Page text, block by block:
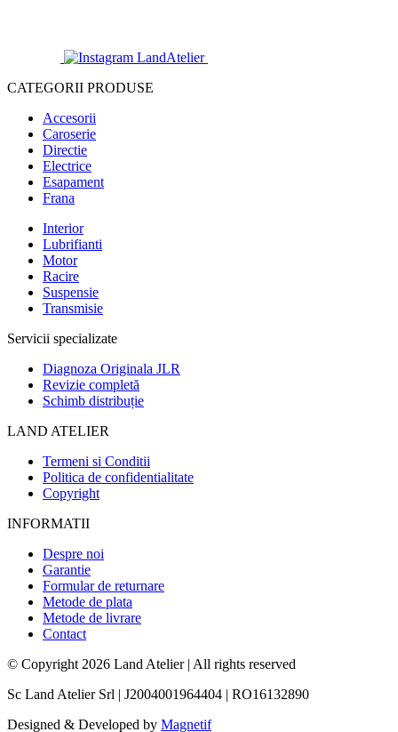
CATEGORII PRODUSE
Accesorii
Caroserie
Directie
Electrice
Esapament
Frana
Interior
Lubrifianti
Motor
Racire
Suspensie
Transmisie
Servicii specializate
Diagnoza Originala JLR
Revizie completă
Schimb distribuție
LAND ATELIER
Termeni si Conditii
Politica de confidentialitate
Copyright
INFORMATII
Despre noi
Garantie
Formular de returnare
Metode de plata
Metode de livrare
Contact
© Copyright 2026 Land Atelier | All rights reserved
Sc Land Atelier Srl | J2004001964404 | RO16132890
Designed & Developed by Magnetif